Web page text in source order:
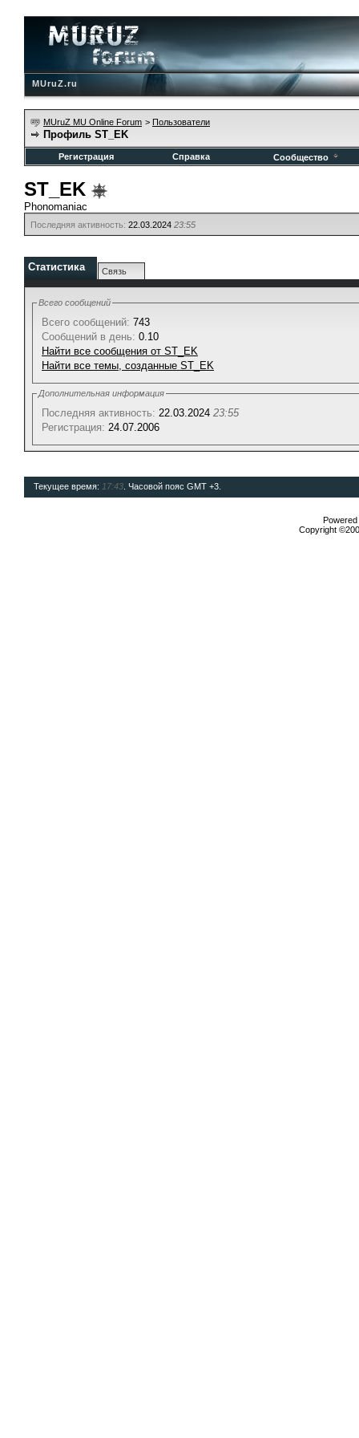
MUruZ.ru
MUruZ MU Online Forum > Пользователи
Профиль ST_EK
Регистрация Справка Сообщество
ST_EK
Phonomaniac
Последняя активность: 22.03.2024 23:55
Статистика Связь
Всего сообщений
Всего сообщений: 743
Сообщений в день: 0.10
Найти все сообщения от ST_EK
Найти все темы, созданные ST_EK
Дополнительная информация
Последняя активность: 22.03.2024 23:55
Регистрация: 24.07.2006
Текущее время: 17:43 . Часовой пояс GMT +3.
Copyright